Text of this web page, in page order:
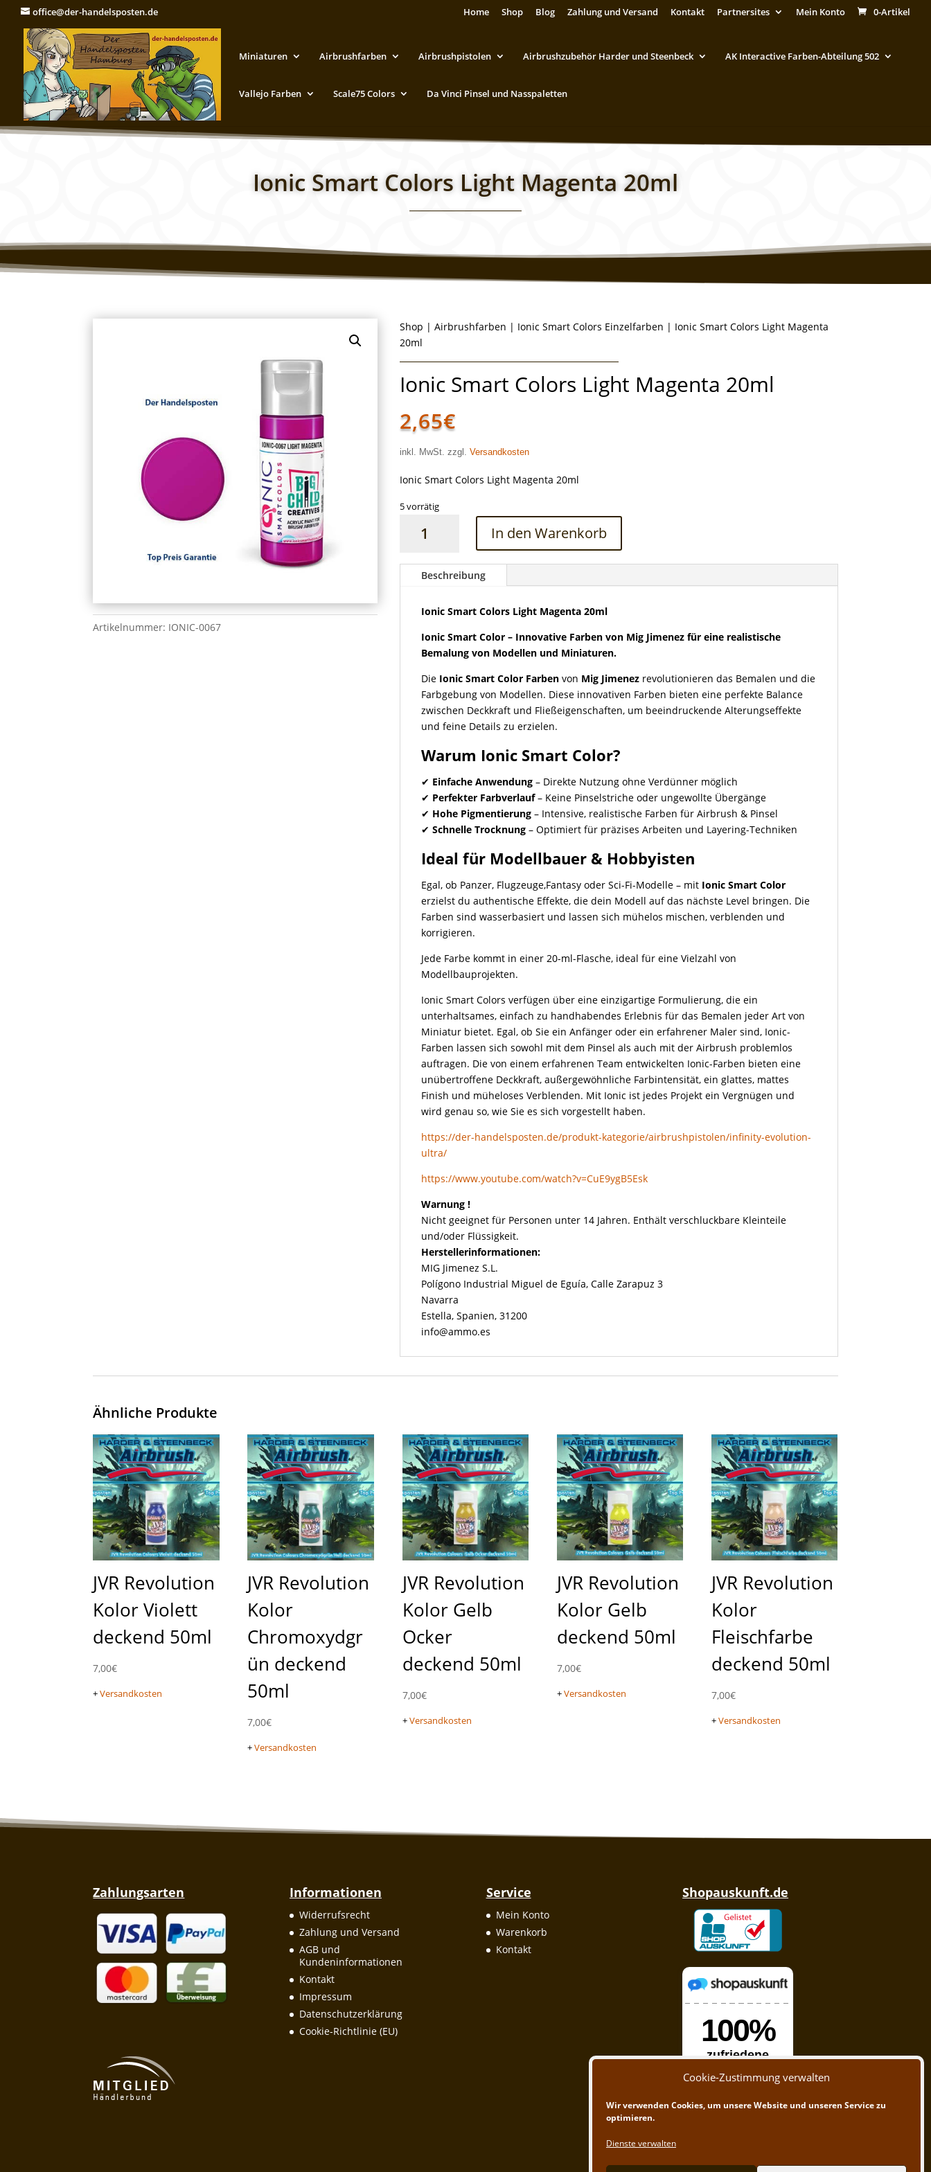
Cookie-Zustimmung verwalten
Wir verwenden Cookies, um unsere Website und unseren Service zu
optimieren.
Dienste verwalten
office@der-handelsposten.de Home Shop Blog Zahlung und Versand Kontakt Partnersites Mein Konto 0-Artikel
Miniaturen Airbrushfarben Airbrushpistolen Airbrushzubehör Harder und Steenbeck AK Interactive Farben-Abteilung 502
Vallejo Farben Scale75 Colors Da Vinci Pinsel und Nasspaletten
Ionic Smart Colors Light Magenta 20ml
Artikelnummer: IONIC-0067
Shop |Airbrushfarben | Ionic Smart Colors Einzelfarben | Ionic Smart Colors Light Magenta
20ml
Ionic Smart Colors Light Magenta 20ml
2,65€
inkl. MwSt. zzgl.Versandkosten
Ionic Smart Colors Light Magenta 20ml
5 vorrätig
Smart
Light
Menge
In den Warenkorb
Beschreibung
Ionic Smart Colors Light Magenta 20ml
Ionic Smart Color – Innovative Farben von Mig Jimenez für eine realistische
Bemalung von Modellen und Miniaturen.
Die Ionic Smart Color Farben von Mig Jimenez revolutionieren das Bemalen und die
Farbgebung von Modellen. Diese innovativen Farben bieten eine perfekte Balance
zwischen Deckkraft und Fließeigenschaften, um beeindruckende Alterungseffekte
und feine Details zu erzielen.
Warum Ionic Smart Color?
✔ Einfache Anwendung – Direkte Nutzung ohne Verdünner möglich
✔ Perfekter Farbverlauf– Keine Pinselstriche oder ungewollte Übergänge
✔ Hohe Pigmentierung – Intensive, realistische Farben für Airbrush & Pinsel
✔Schnelle Trocknung – Optimiert für präzises Arbeiten und Layering-Techniken
Ideal für Modellbauer & Hobbyisten
Egal, ob Panzer, Flugzeuge,Fantasy oder Sci-Fi-Modelle – mit Ionic Smart Color
erzielst du authentische Effekte, die dein Modell auf das nächste Level bringen. Die
Farben sind wasserbasiert und lassen sich mühelos mischen, verblenden und
korrigieren.
Jede Farbe kommt in einer 20-ml-Flasche, ideal für eine Vielzahl von
Modellbauprojekten.
Ionic Smart Colors verfügen über eine einzigartige Formulierung, die ein
unterhaltsames, einfach zu handhabendes Erlebnis für das Bemalen jeder Art von
Miniatur bietet. Egal, ob Sie ein Anfänger oder ein erfahrener Maler sind, Ionic-
Farben lassen sich sowohl mit dem Pinsel als auch mit der Airbrush problemlos
auftragen. Die von einem erfahrenen Team entwickelten Ionic-Farben bieten eine
unübertroffene Deckkraft, außergewöhnliche Farbintensität, ein glattes, mattes
Finish und müheloses Verblenden. Mit Ionic ist jedes Projekt ein Vergnügen und
wird genau so, wie Sie es sich vorgestellt haben.
https://der-handelsposten.de/produkt-kategorie/airbrushpistolen/infinity-evolution-
ultra/
https://www.youtube.com/watch?v=CuE9ygB5Esk
Warnung !
Nicht geeignet für Personen unter 14 Jahren. Enthält verschluckbare Kleinteile
und/oder Flüssigkeit.
Herstellerinformationen:
MIG Jimenez S.L.
Polígono Industrial Miguel de Eguía, Calle Zarapuz 3
Navarra
Estella, Spanien, 31200
info@ammo.es
Ähnliche Produkte
JVR Revolution
Kolor Violett
deckend 50ml
7,00€
+Versandkosten
JVR Revolution
Kolor
Chromoxydgr
ün deckend
50ml
7,00€
+Versandkosten
JVR Revolution
Kolor Gelb
Ocker
deckend 50ml
7,00€
+Versandkosten
JVR Revolution
Kolor Gelb
deckend 50ml
7,00€
+Versandkosten
JVR Revolution
Kolor
Fleischfarbe
deckend 50ml
7,00€
+Versandkosten
Zahlungsarten Informationen
Widerrufsrecht
Zahlung und Versand
AGB und
Kundeninformationen
Kontakt
Impressum
Datenschutzerklärung
Cookie-Richtlinie (EU)
Service
Mein Konto
Warenkorb
Kontakt
Shopauskunft.de